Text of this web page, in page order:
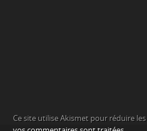
Ce site utilise Akismet pour réduire